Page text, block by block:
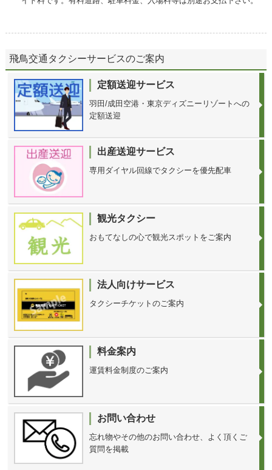
飛鳥交通タクシーサービスのご案内
定額送迎サービス
羽田/成田空港・東京ディズニーリゾートへの
定額送迎
出産送迎サービス
専用ダイヤル回線でタクシーを優先配車
観光タクシー
おもてなしの心で観光スポットをご案内
法人向けサービス
タクシーチケットのご案内
料金案内
運賃料金制度のご案内
お問い合わせ
忘れ物やその他のお問い合わせ、よく頂くご
質問を掲載